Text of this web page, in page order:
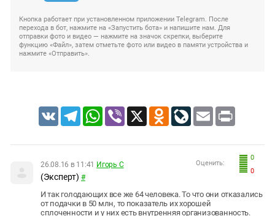
Кнопка работает при установленном приложении Telegram. После
перехода в бот, нажмите на «Запустить бота» и напишите нам. Для
отправки фото и видео — нажмите на значок скрепки, выберите
функцию «Файл», затем отметьте фото или видео в памяти устройства и
нажмите «Отправить».
VK TelegramWhatsApp
Viber X Odnoklassniki
LiveJournal
Email Print
0
0
Оценить:
26.08.16 в 11:41 Игорь С
(Эксперт) #
И так голодающих все же 64 человека. То что они отказались
от подачки в 50 млн, то показатель их хорошей
сплоченности и у них есть внутренняя организованность.